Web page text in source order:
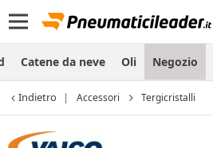
Catene da neve Oli Negozio
Indietro Accessori Tergicristalli